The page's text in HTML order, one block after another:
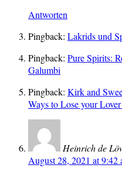
Antworten
Pingback: Lakrids und
Pingback: Pure Spirits:
Galumbi
Pingback: Kirk and
Ways to Lose your
Heinrich de
August 28, 2021 at 9:42